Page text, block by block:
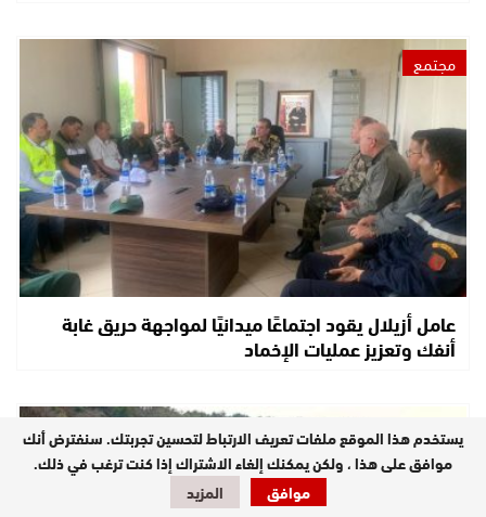
مجتمع
عامل أزيلال يقود اجتماعًا ميدانيًا لمواجهة حريق غابة
أنفك وتعزيز عمليات الإخماد
مستجدات
يستخدم هذا الموقع ملفات تعريف الارتباط لتحسين تجربتك. سنفترض أنك
موافق على هذا ، ولكن يمكنك إلغاء الاشتراك إذا كنت ترغب في ذلك.
موافق
المزيد